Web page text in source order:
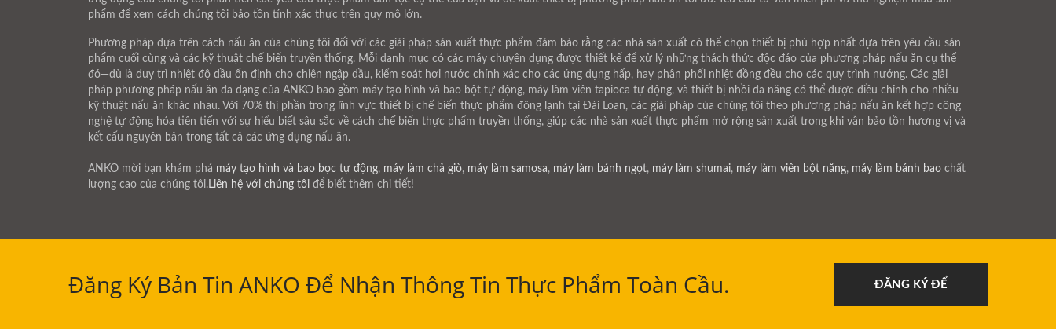
phẩm để xem cách chúng tôi bảo tồn tính xác thực trên quy mô lớn.
Phương pháp dựa trên cách nấu ăn của chúng tôi đối với các giải pháp sản xuất thực phẩm đảm bảo rằng các nhà sản xuất có thể chọn thiết bị phù hợp nhất dựa trên yêu cầu sản
phẩm cuối cùng và các kỹ thuật chế biến truyền thống. Mỗi danh mục có các máy chuyên dụng được thiết kế để xử lý những thách thức độc đáo của phương pháp nấu ăn cụ thể
đó—dù là duy trì nhiệt độ dầu ổn định cho chiên ngập dầu, kiểm soát hơi nước chính xác cho các ứng dụng hấp, hay phân phối nhiệt đồng đều cho các quy trình nướng. Các giải
pháp phương pháp nấu ăn đa dạng của ANKO bao gồm máy tạo hình và bao bột tự động, máy làm viên tapioca tự động, và thiết bị nhồi đa năng có thể được điều chỉnh cho nhiều
kỹ thuật nấu ăn khác nhau. Với 70% thị phần trong lĩnh vực thiết bị chế biến thực phẩm đông lạnh tại Đài Loan, các giải pháp của chúng tôi theo phương pháp nấu ăn kết hợp công
nghệ tự động hóa tiên tiến với sự hiểu biết sâu sắc về cách chế biến thực phẩm truyền thống, giúp các nhà sản xuất thực phẩm mở rộng sản xuất trong khi vẫn bảo tồn hương vị và
kết cấu nguyên bản trong tất cả các ứng dụng nấu ăn.
ANKO mời bạn khám phá máy tạo hình và bao bọc tự động, máy làm chả giò, máy làm samosa, máy làm bánh ngọt, máy làm shumai, máy làm viên bột năng, máy làm bánh bao chất
lượng cao của chúng tôi.Liên hệ với chúng tôi để biết thêm chi tiết!
Đăng Ký Bản Tin ANKO Để Nhận Thông Tin Thực Phẩm Toàn Cầu. ĐĂNG KÝ ĐỂ